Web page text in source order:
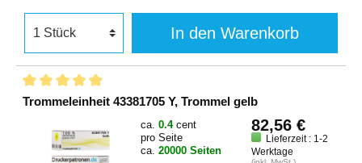
In den Warenkorb
Trommeleinheit 43381705 Y, Trommel gelb
ca. 0.4 cent
pro Seite
ca. 20000 Seiten
82,56 €
Lieferzeit : 1-2
Werktage